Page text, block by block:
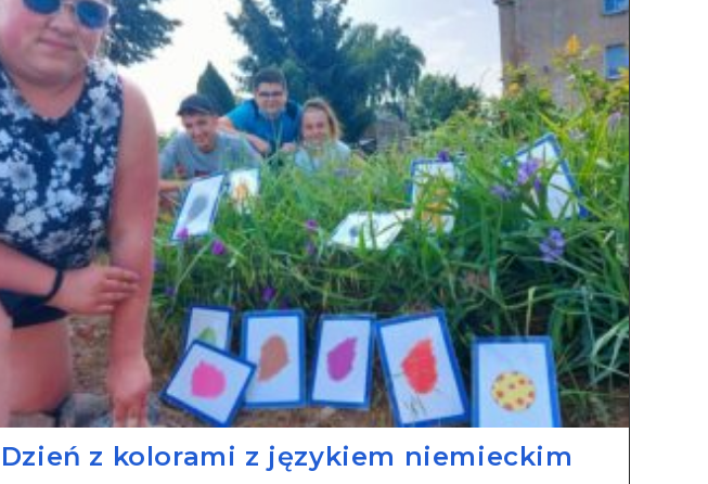
Dzień z kolorami z językiem niemieckim